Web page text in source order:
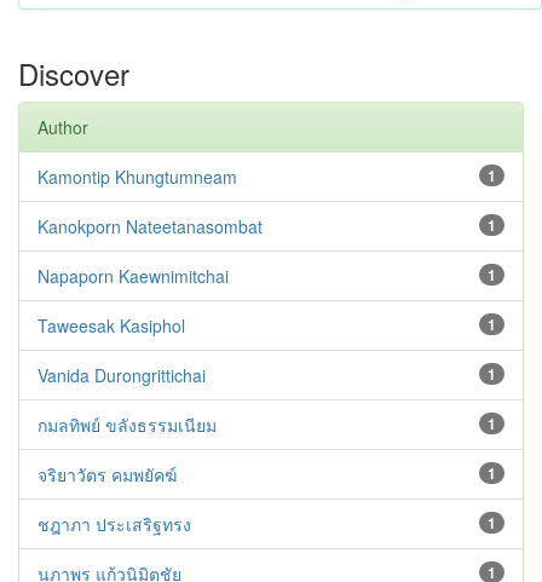
Discover
Author
1
Kamontip Khungtumneam
1
Kanokporn Nateetanasombat
1
Napaporn Kaewnimitchai
1
Taweesak Kasiphol
1
Vanida Durongrittichai
1
กมลทิพย์ ขลังธรรมเนียม
1
จริยาวัตร คมพยัคฆ์
1
ชฎาภา ประเสริฐทรง
1
นภาพร แก้วนิมิตชัย